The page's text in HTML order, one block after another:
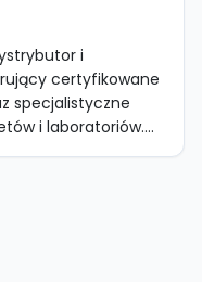
i
certyfikowane
specjalistyczne
i laboratoriów....